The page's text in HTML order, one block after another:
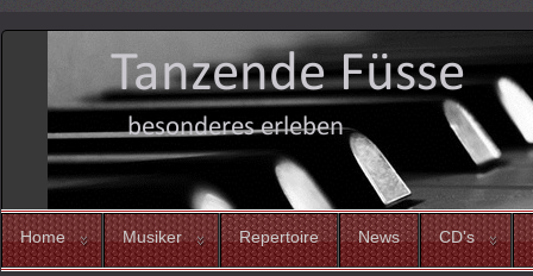
Home Musiker Repertoire News CD's